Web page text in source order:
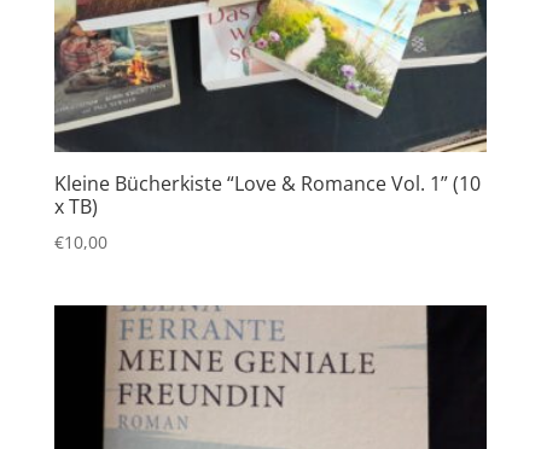
Kleine Bücherkiste “Love & Romance Vol. 1” (10
x TB)
€10,00